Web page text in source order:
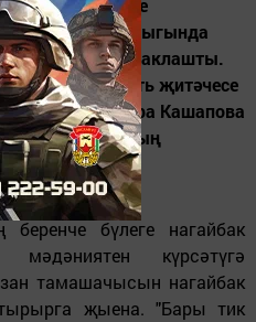
ансамбле
министрлыгында
уртаклашты.
сәнгать җитәчесе
артисты Эльмира Кашапова
Татарстанның
беренче бүлеге нагайбак
мәдәниятен күрсәтүгә
тамашачысын нагайбак
җыена. "Бары тик